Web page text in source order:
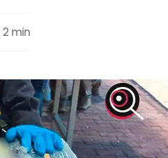
2 min